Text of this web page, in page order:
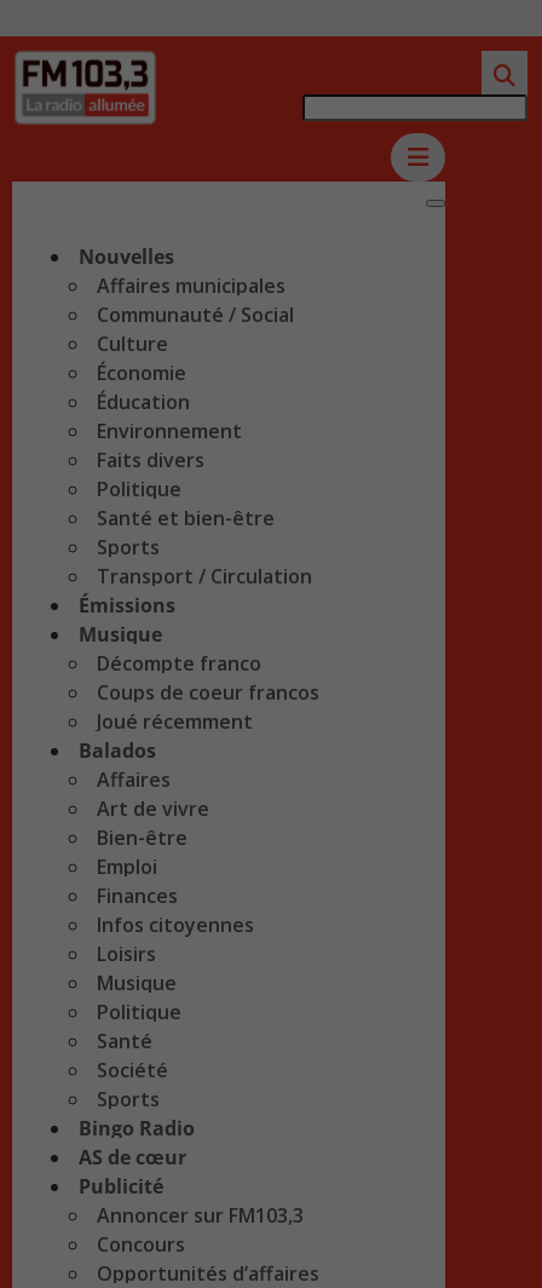
Nouvelles
Affaires municipales
Communauté / Social
Culture
Économie
Éducation
Environnement
Faits divers
Politique
Santé et bien-être
Sports
Transport / Circulation
Émissions
Musique
Décompte franco
Coups de coeur francos
Joué récemment
Balados
Affaires
Art de vivre
Bien-être
Emploi
Finances
Infos citoyennes
Loisirs
Musique
Politique
Santé
Société
Sports
Bingo Radio
AS de cœur
Publicité
Annoncer sur FM103,3
Concours
Opportunités d’affaires